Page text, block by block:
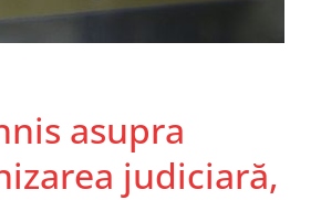
asupra
judiciară,